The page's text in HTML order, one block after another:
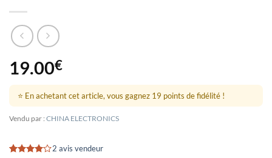
19.00€
⭐ En achetant cet article, vous gagnez 19 points de fidélité !
Vendu par : CHINA ELECTRONICS
2 avis vendeur